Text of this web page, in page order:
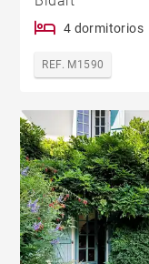
4 dormitorios
REF. M1590